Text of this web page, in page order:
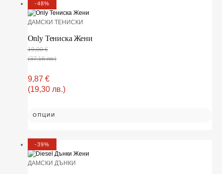
-48%
ДАМСКИ ТЕНИСКИ
Only Тениска Жени
19,00€
(37,16 лв.)
9,87 €
(19,30 лв.)
ОПЦИИ
-39%
ДАМСКИ ДЪНКИ